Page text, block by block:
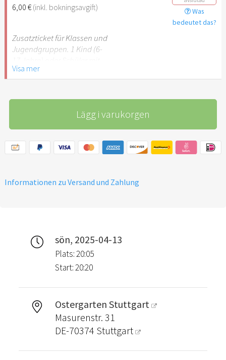
Hinweis: Für Kinder unter 6
Stuttgart nicht
empfehlenswert.
6,00 €(inkl. bokningsavgift)
Was
bedeutet das?
Zusatzticket für Klassen und
Jugendgruppen. 1 Kind (6-
Schülerausweis.
empfehlenswert.
Visa mer
Lägg i varukorgen
Informationen zu Versand und Zahlung
sön, 2025-04-13
Plats: 20:05
Start: 20:20
Ostergarten Stuttgart
Masurenstr. 31
DE-70374 Stuttgart